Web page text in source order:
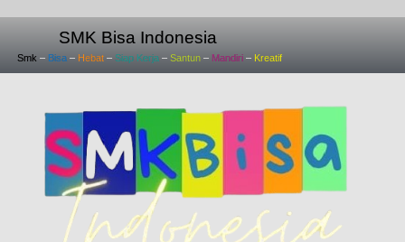
SMK Bisa Indonesia
Smk – Bisa – Hebat – Siap Kerja – Santun – Mandiri – Kreatif